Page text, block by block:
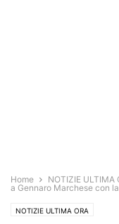
Home NOTIZIE ULTIMA
a Gennaro Marchese con
NOTIZIE ULTIMA ORA